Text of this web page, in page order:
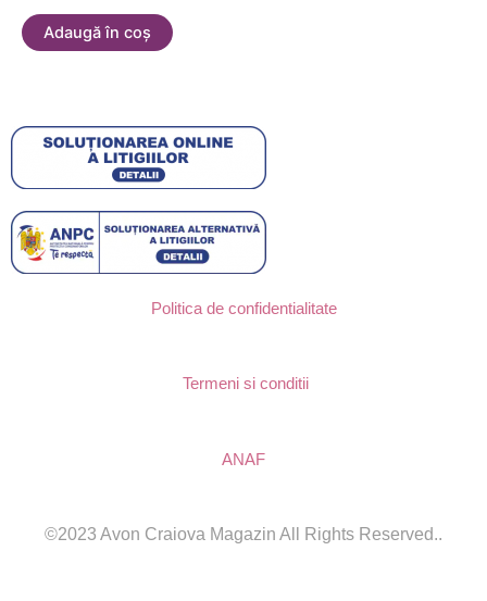
Adaugă în coș
Politica de confidentialitate
Termeni si conditii
ANAF
©2023 Avon Craiova Magazin All Rights Reserved..